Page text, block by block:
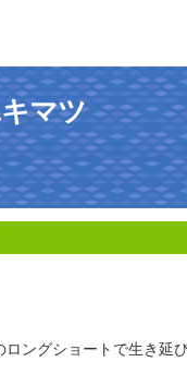
マツ
ロングショートで生き延